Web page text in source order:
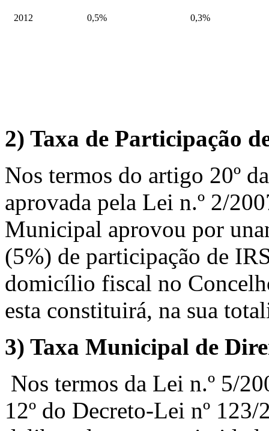
2012 0,5% 0,3%
2) Taxa de Participação
Nos termos do artigo 20º
aprovada pela Lei n.º 2/
Municipal aprovou por
(5%) de participação de
domicílio fiscal no
esta constituirá, na sua
3) Taxa Municipal de
Nos termos da Lei n.º 5/
12º do Decreto-Lei nº